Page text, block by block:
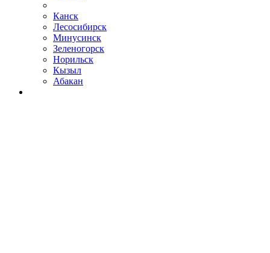
Канск
Лесосибирск
Минусинск
Зеленогорск
Норильск
Кызыл
Абакан